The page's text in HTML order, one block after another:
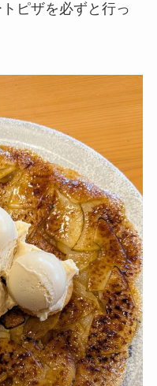
ピザを必ずと行っ